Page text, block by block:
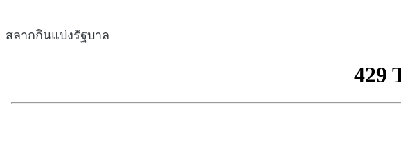
สลากกินแบ่งรัฐบาล